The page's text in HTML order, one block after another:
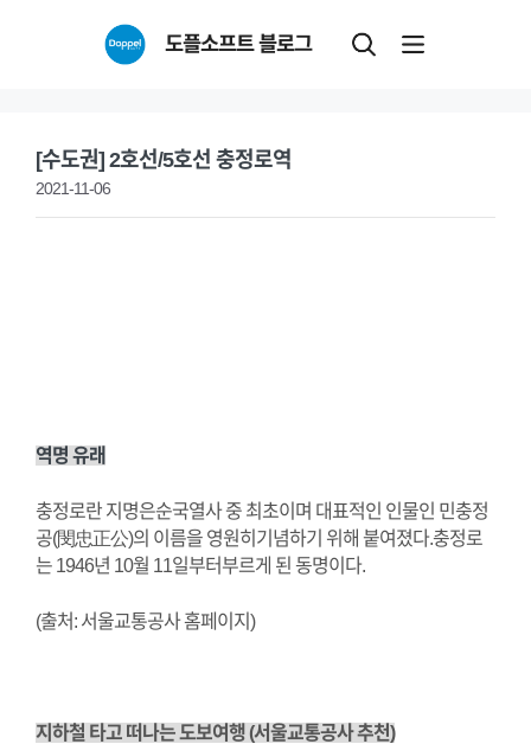
도플소프트 블로그
[수도권] 2호선/5호선 충정로역
2021-11-06
역명 유래
충정로란 지명은순국열사 중 최초이며 대표적인 인물인 민충정
공(閔忠正公)의 이름을 영원히기념하기 위해 붙여졌다.충정로
는 1946년 10월 11일부터부르게 된 동명이다.
(출처: 서울교통공사 홈페이지)
지하철 타고 떠나는 도보여행 (서울교통공사 추천)